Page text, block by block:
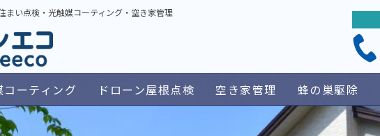
まい点検・光触媒コーティング・空き家管理
コーティング ドローン屋根点検 空き家管理 蜂の巣駆除